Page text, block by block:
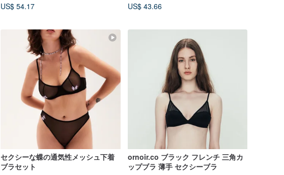
US$ 54.17
US$ 43.66
セクシーな蝶の通気性メッシュ下着
ブラセット
ornoir.co ブラック フレンチ 三角カ
ップブラ 薄手 セクシーブラ